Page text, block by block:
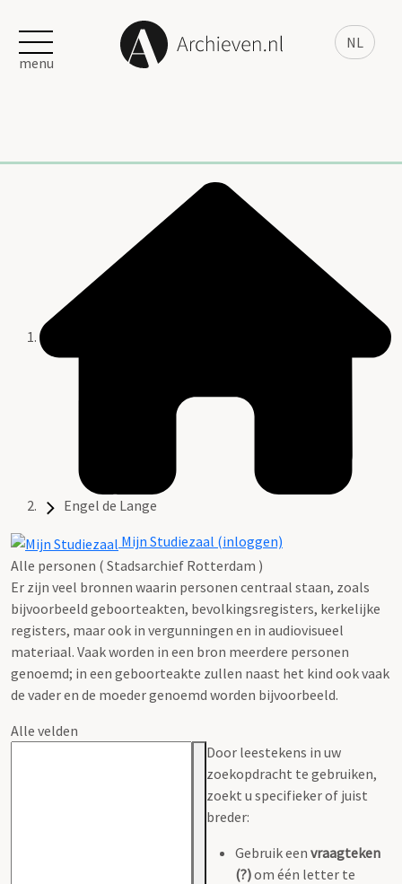
NL
menu
Engel de Lange
Mijn Studiezaal (inloggen)
Alle personen ( Stadsarchief Rotterdam )
Er zijn veel bronnen waarin personen centraal staan, zoals
bijvoorbeeld geboorteakten, bevolkingsregisters, kerkelijke
registers, maar ook in vergunningen en in audiovisueel
materiaal. Vaak worden in een bron meerdere personen
genoemd; in een geboorteakte zullen naast het kind ook vaak
de vader en de moeder genoemd worden bijvoorbeeld.
Alle velden
Door leestekens in uw
zoekopdracht te gebruiken,
zoekt u specifieker of juist
breder:
Gebruik een vraagteken
(?)om één letter te